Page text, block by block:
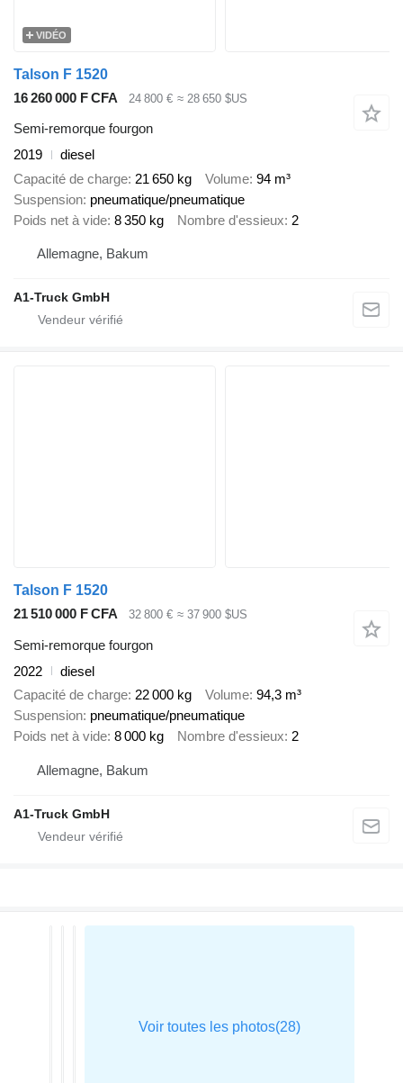
VIDÉO
Talson F 1520
16 260 000 F CFA
24 800 € ≈ 28 650 $US
Semi-remorque fourgon
2019
diesel
Capacité de charge 21 650 kg Volume 94 m³
Suspension pneumatique/pneumatique
Poids net à vide 8 350 kg Nombre d'essieux 2
Allemagne, Bakum
A1-Truck GmbH
Talson F 1520
21 510 000 F CFA
32 800 € ≈ 37 900 $US
Semi-remorque fourgon
2022
diesel
Capacité de charge 22 000 kg Volume 94,3 m³
Suspension pneumatique/pneumatique
Poids net à vide 8 000 kg Nombre d'essieux 2
Allemagne, Bakum
A1-Truck GmbH